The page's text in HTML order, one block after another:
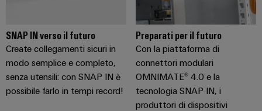
SNAP IN verso il futuro
Create collegamenti sicuri in
modo semplice e completo,
senza utensili: con SNAP IN è
possibile farlo in tempi record!
Preparati per il futuro
Con la piattaforma di
connettori modulari
OMNIMATE® 4.0 e la
tecnologia SNAP IN, i
produttori di dispositivi